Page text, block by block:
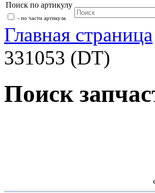
Поиск по артикулу
- по части артикула
Главная страница
331053 (DT)
Поиск